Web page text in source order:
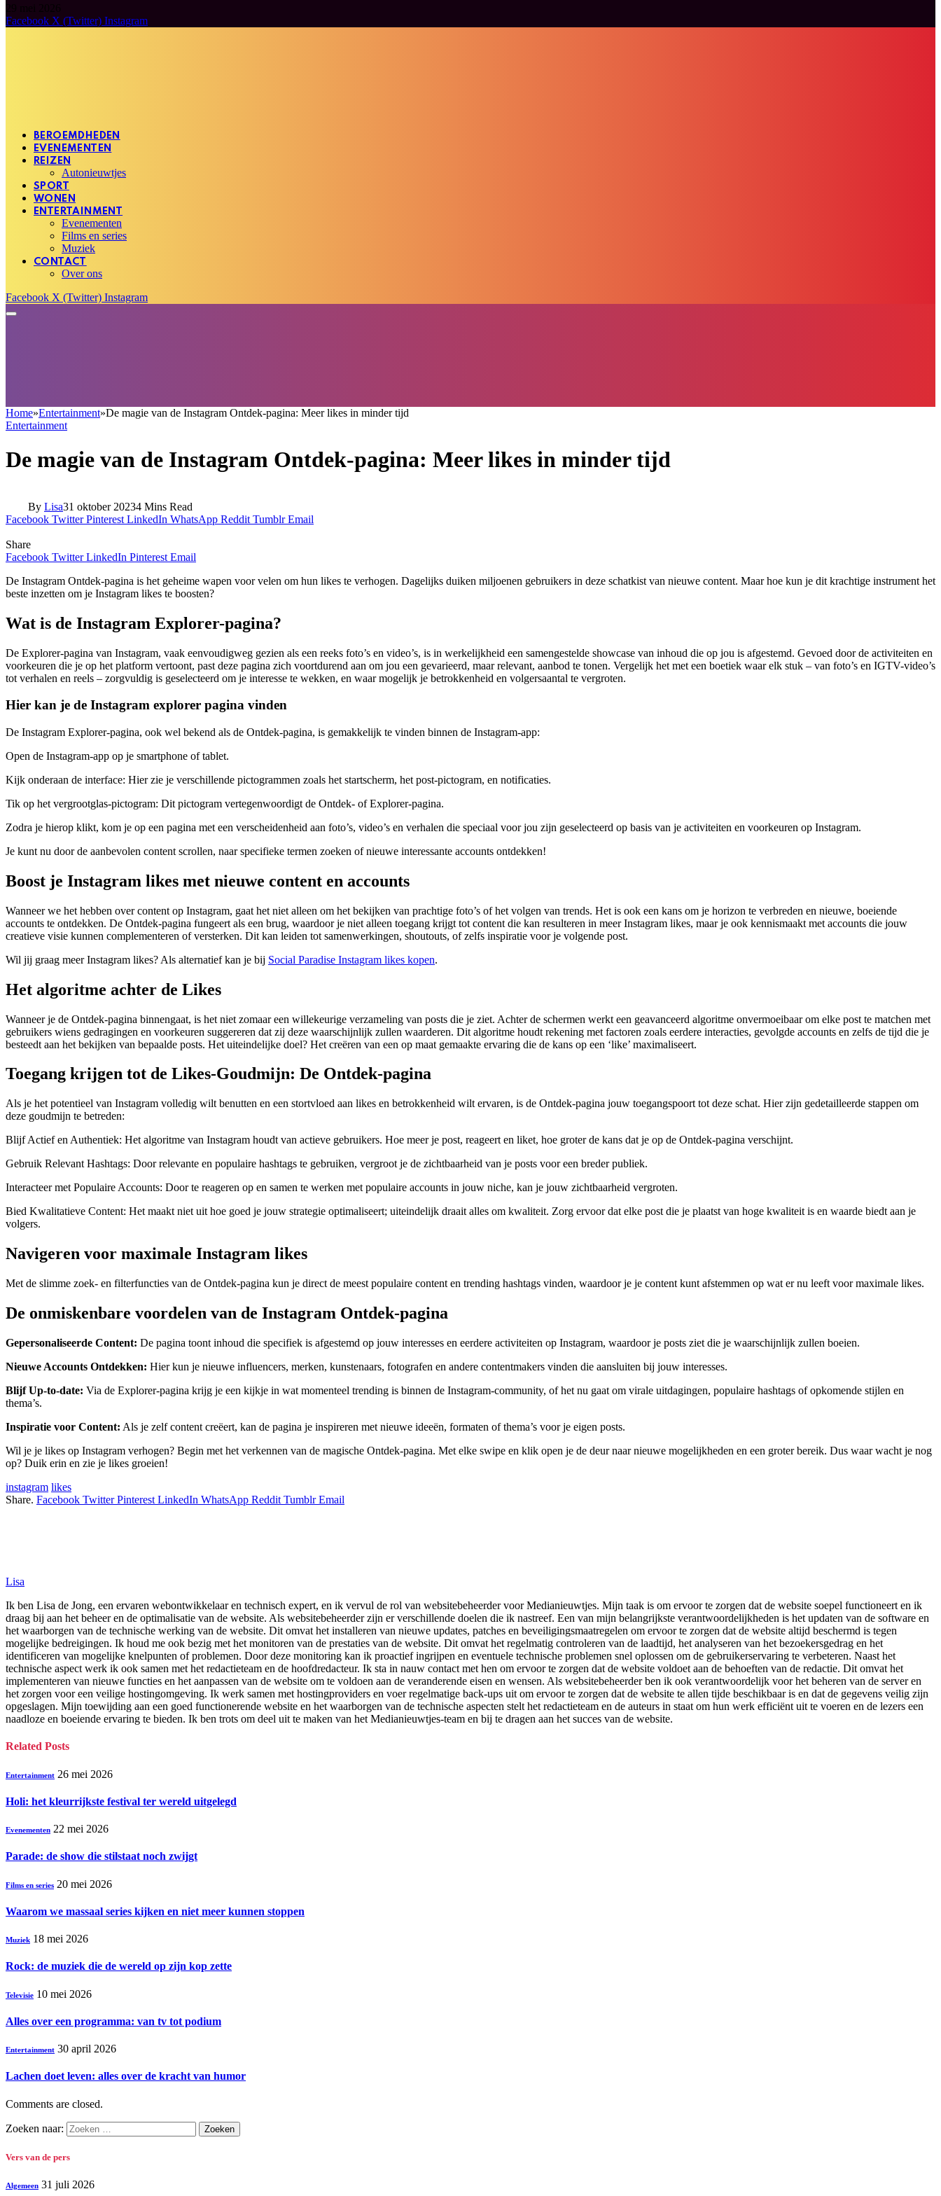
Facebook X (Twitter) Instagram
BEROEMDHEDEN
EVENEMENTEN
REIZEN
Autonieuwtjes
SPORT
WONEN
ENTERTAINMENT
Evenementen
Films en series
Muziek
CONTACT
Over ons
Facebook X (Twitter) Instagram
Home»Entertainment»De magie van de Instagram Ontdek-pagina: Meer likes in minder tijd
Entertainment
De magie van de Instagram Ontdek-pagina: Meer likes in minder tijd
By Lisa31 oktober 20234 Mins Read
Facebook Twitter Pinterest LinkedIn WhatsApp Reddit Tumblr Email
Share
Facebook Twitter LinkedIn Pinterest Email
De Instagram Ontdek-pagina is het geheime wapen voor velen om hun likes te verhogen. Dagelijks duiken miljoenen gebruikers in deze schatkist van nieuwe content. Maar hoe kun je dit krachtige instrument het
beste inzetten om je Instagram likes te boosten?
Wat is de Instagram Explorer-pagina?
De Explorer-pagina van Instagram, vaak eenvoudigweg gezien als een reeks foto’s en video’s, is in werkelijkheid een samengestelde showcase van inhoud die op jou is afgestemd. Gevoed door de activiteiten en
voorkeuren die je op het platform vertoont, past deze pagina zich voortdurend aan om jou een gevarieerd, maar relevant, aanbod te tonen. Vergelijk het met een boetiek waar elk stuk – van foto’s en IGTV-video’s
tot verhalen en reels – zorgvuldig is geselecteerd om je interesse te wekken, en waar mogelijk je betrokkenheid en volgersaantal te vergroten.
Hier kan je de Instagram explorer pagina vinden
De Instagram Explorer-pagina, ook wel bekend als de Ontdek-pagina, is gemakkelijk te vinden binnen de Instagram-app:
Open de Instagram-app op je smartphone of tablet.
Kijk onderaan de interface: Hier zie je verschillende pictogrammen zoals het startscherm, het post-pictogram, en notificaties.
Tik op het vergrootglas-pictogram: Dit pictogram vertegenwoordigt de Ontdek- of Explorer-pagina.
Zodra je hierop klikt, kom je op een pagina met een verscheidenheid aan foto’s, video’s en verhalen die speciaal voor jou zijn geselecteerd op basis van je activiteiten en voorkeuren op Instagram.
Je kunt nu door de aanbevolen content scrollen, naar specifieke termen zoeken of nieuwe interessante accounts ontdekken!
Boost je Instagram likes met nieuwe content en accounts
Wanneer we het hebben over content op Instagram, gaat het niet alleen om het bekijken van prachtige foto’s of het volgen van trends. Het is ook een kans om je horizon te verbreden en nieuwe, boeiende
accounts te ontdekken. De Ontdek-pagina fungeert als een brug, waardoor je niet alleen toegang krijgt tot content die kan resulteren in meer Instagram likes, maar je ook kennismaakt met accounts die jouw
creatieve visie kunnen complementeren of versterken. Dit kan leiden tot samenwerkingen, shoutouts, of zelfs inspiratie voor je volgende post.
Wil jij graag meer Instagram likes? Als alternatief kan je bij Social Paradise Instagram likes kopen.
Het algoritme achter de Likes
Wanneer je de Ontdek-pagina binnengaat, is het niet zomaar een willekeurige verzameling van posts die je ziet. Achter de schermen werkt een geavanceerd algoritme onvermoeibaar om elke post te matchen met
gebruikers wiens gedragingen en voorkeuren suggereren dat zij deze waarschijnlijk zullen waarderen. Dit algoritme houdt rekening met factoren zoals eerdere interacties, gevolgde accounts en zelfs de tijd die je
besteedt aan het bekijken van bepaalde posts. Het uiteindelijke doel? Het creëren van een op maat gemaakte ervaring die de kans op een ‘like’ maximaliseert.
Toegang krijgen tot de Likes-Goudmijn: De Ontdek-pagina
Als je het potentieel van Instagram volledig wilt benutten en een stortvloed aan likes en betrokkenheid wilt ervaren, is de Ontdek-pagina jouw toegangspoort tot deze schat. Hier zijn gedetailleerde stappen om
deze goudmijn te betreden:
Blijf Actief en Authentiek: Het algoritme van Instagram houdt van actieve gebruikers. Hoe meer je post, reageert en liket, hoe groter de kans dat je op de Ontdek-pagina verschijnt.
Gebruik Relevant Hashtags: Door relevante en populaire hashtags te gebruiken, vergroot je de zichtbaarheid van je posts voor een breder publiek.
Interacteer met Populaire Accounts: Door te reageren op en samen te werken met populaire accounts in jouw niche, kan je jouw zichtbaarheid vergroten.
Bied Kwalitatieve Content: Het maakt niet uit hoe goed je jouw strategie optimaliseert; uiteindelijk draait alles om kwaliteit. Zorg ervoor dat elke post die je plaatst van hoge kwaliteit is en waarde biedt aan je
volgers.
Navigeren voor maximale Instagram likes
Met de slimme zoek- en filterfuncties van de Ontdek-pagina kun je direct de meest populaire content en trending hashtags vinden, waardoor je je content kunt afstemmen op wat er nu leeft voor maximale likes.
De onmiskenbare voordelen van de Instagram Ontdek-pagina
Gepersonaliseerde Content: De pagina toont inhoud die specifiek is afgestemd op jouw interesses en eerdere activiteiten op Instagram, waardoor je posts ziet die je waarschijnlijk zullen boeien.
Nieuwe Accounts Ontdekken: Hier kun je nieuwe influencers, merken, kunstenaars, fotografen en andere contentmakers vinden die aansluiten bij jouw interesses.
Blijf Up-to-date: Via de Explorer-pagina krijg je een kijkje in wat momenteel trending is binnen de Instagram-community, of het nu gaat om virale uitdagingen, populaire hashtags of opkomende stijlen en
thema’s.
Inspiratie voor Content: Als je zelf content creëert, kan de pagina je inspireren met nieuwe ideeën, formaten of thema’s voor je eigen posts.
Wil je je likes op Instagram verhogen? Begin met het verkennen van de magische Ontdek-pagina. Met elke swipe en klik open je de deur naar nieuwe mogelijkheden en een groter bereik. Dus waar wacht je nog
op? Duik erin en zie je likes groeien!
instagram likes
Share. Facebook Twitter Pinterest LinkedIn WhatsApp Reddit Tumblr Email
Lisa
Ik ben Lisa de Jong, een ervaren webontwikkelaar en technisch expert, en ik vervul de rol van websitebeheerder voor Medianieuwtjes. Mijn taak is om ervoor te zorgen dat de website soepel functioneert en ik
draag bij aan het beheer en de optimalisatie van de website. Als websitebeheerder zijn er verschillende doelen die ik nastreef. Een van mijn belangrijkste verantwoordelijkheden is het updaten van de software en
het waarborgen van de technische werking van de website. Dit omvat het installeren van nieuwe updates, patches en beveiligingsmaatregelen om ervoor te zorgen dat de website altijd beschermd is tegen
mogelijke bedreigingen. Ik houd me ook bezig met het monitoren van de prestaties van de website. Dit omvat het regelmatig controleren van de laadtijd, het analyseren van het bezoekersgedrag en het
identificeren van mogelijke knelpunten of problemen. Door deze monitoring kan ik proactief ingrijpen en eventuele technische problemen snel oplossen om de gebruikerservaring te verbeteren. Naast het
technische aspect werk ik ook samen met het redactieteam en de hoofdredacteur. Ik sta in nauw contact met hen om ervoor te zorgen dat de website voldoet aan de behoeften van de redactie. Dit omvat het
implementeren van nieuwe functies en het aanpassen van de website om te voldoen aan de veranderende eisen en wensen. Als websitebeheerder ben ik ook verantwoordelijk voor het beheren van de server en
het zorgen voor een veilige hostingomgeving. Ik werk samen met hostingproviders en voer regelmatige back-ups uit om ervoor te zorgen dat de website te allen tijde beschikbaar is en dat de gegevens veilig zijn
opgeslagen. Mijn toewijding aan een goed functionerende website en het waarborgen van de technische aspecten stelt het redactieteam en de auteurs in staat om hun werk efficiënt uit te voeren en de lezers een
naadloze en boeiende ervaring te bieden. Ik ben trots om deel uit te maken van het Medianieuwtjes-team en bij te dragen aan het succes van de website.
Related Posts
Entertainment 26 mei 2026
Holi: het kleurrijkste festival ter wereld uitgelegd
Evenementen 22 mei 2026
Parade: de show die stilstaat noch zwijgt
Films en series 20 mei 2026
Waarom we massaal series kijken en niet meer kunnen stoppen
Muziek 18 mei 2026
Rock: de muziek die de wereld op zijn kop zette
Televisie 10 mei 2026
Alles over een programma: van tv tot podium
Entertainment 30 april 2026
Lachen doet leven: alles over de kracht van humor
Comments are closed.
Zoeken naar:
Vers van de pers
Algemeen 31 juli 2026